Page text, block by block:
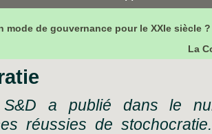
mode de gouvernance pour le XXIe siècle ?
La
a publié dans le
réussies de